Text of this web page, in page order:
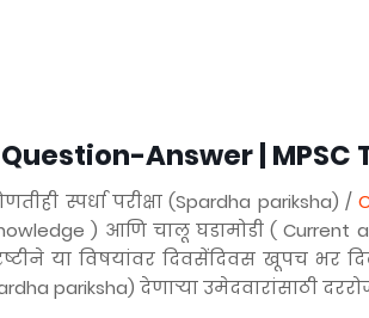
Question-Answer |
स्पर्धा परीक्षा (Spardha pariksha) /
) आणि चालू घडामोडी (
दृष्टीने या विषयांवर दिवसेंदिवस खूपच भर
pariksha) देणाऱ्या उमेदवारांसाठी